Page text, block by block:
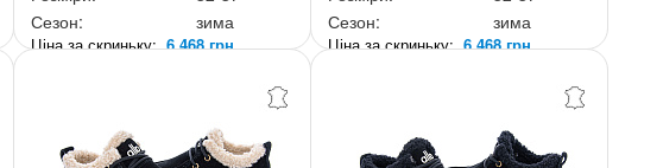
Сезон:
зима
Ціна за скриньку:6 468 грн.
Сезон:
зима
Ціна за скриньку:6 468 грн.